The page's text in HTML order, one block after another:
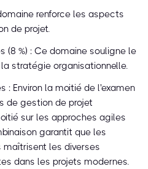
renforce les aspects
de projet.
(8 %) : Ce domaine souligne le
stratégie organisationnelle.
: Environ la moitié de l'examen
de gestion de projet
sur les approches agiles
garantit que les
les diverses
dans les projets modernes.